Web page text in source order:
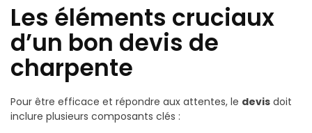
Les éléments cruciaux
d’un bon devis de
charpente
Pour être efficace et répondre aux attentes, le devis doit
inclure plusieurs composants clés :